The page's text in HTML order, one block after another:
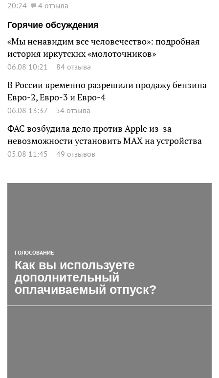
20:24
4 отзыва
Горячие обсуждения
«Мы ненавидим все человечество»: подробная
история иркутских «молоточников»
06.08 10:21 84 отзыва
В России временно разрешили продажу бензина
Евро-2, Евро-3 и Евро-4
06.08 13:37 54 отзыва
ФАС возбудила дело против Apple из-за
невозможности установить MAX на устройства
05.08 11:45 49 отзывов
ГОЛОСОВАНИЕ
Как вы используете
дополнительный
оплачиваемый отпуск?